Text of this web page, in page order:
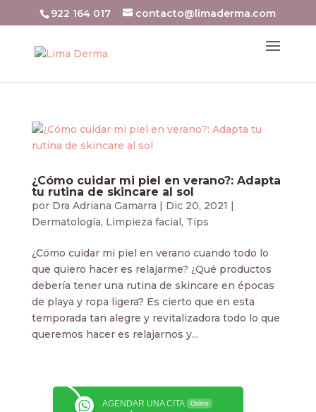
922 164 017 contacto@limaderma.com
¿Cómo cuidar mi piel en verano?: Adapta
tu rutina de skincare al sol
por Dra Adriana Gamarra | Dic 20, 2021 |
Dermatología, Limpieza facial, Tips
¿Cómo cuidar mi piel en verano cuando todo lo
que quiero hacer es relajarme? ¿Qué productos
debería tener una rutina de skincare en épocas
de playa y ropa ligera? Es cierto que en esta
temporada tan alegre y revitalizadora todo lo que
queremos hacer es relajarnos y...
AGENDAR UNA CITA Online